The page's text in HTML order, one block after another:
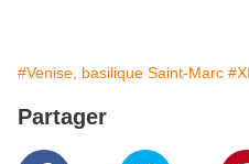
#Venise, basilique Saint-Marc
Partager